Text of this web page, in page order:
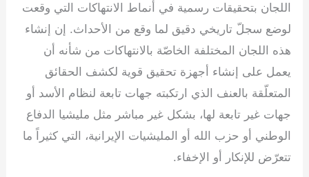
اللجان بتحقيقات رسمية في أنماط الانتهاكات التي وقعت
لوضع سجلّ تاريخي دقيق لما وقع من الأحداث. إن إنشاء
هذه اللجان المختلفة الخاصّة بالانتهاكات من شأنه أن
يعمل على إنشاء أجهزة تحقيق قوية لكشف الحقائق
المتعلّقة بالعنف الذي ارتكبته جهات تابعة لنظام الأسد أو
جهات غير تابعة لها، بشكل غير مباشر مثل مليشيا الدفاع
الوطني أو حزب الله أو المليشيات الإيرانية، التي كثيراً ما
تتعرّض للإنكار أو الإخفاء.